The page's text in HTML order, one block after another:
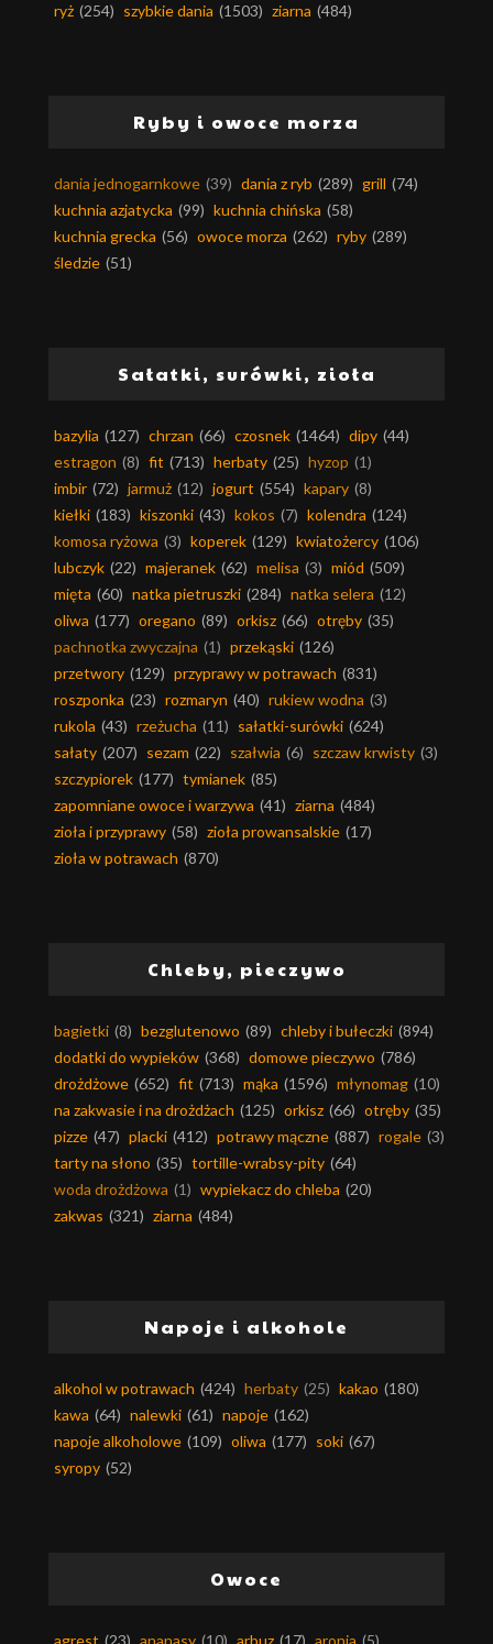
ryż (254) szybkie dania (1503) ziarna (484)
Ryby i owoce morza
dania jednogarnkowe (39) dania z ryb (289) grill (74)
kuchnia azjatycka (99) kuchnia chińska (58)
kuchnia grecka (56) owoce morza (262) ryby (289)
śledzie (51)
Sałatki, surówki, zioła
bazylia (127) chrzan (66) czosnek (1464) dipy (44)
estragon (8) fit (713) herbaty (25) hyzop (1)
imbir (72) jarmuż (12) jogurt (554) kapary (8)
kiełki (183) kiszonki (43) kokos (7) kolendra (124)
komosa ryżowa (3) koperek (129) kwiatożercy (106)
lubczyk (22) majeranek (62) melisa (3) miód (509)
mięta (60) natka pietruszki (284) natka selera (12)
oliwa (177) oregano (89) orkisz (66) otręby (35)
pachnotka zwyczajna (1) przekąski (126)
przetwory (129) przyprawy w potrawach (831)
roszponka (23) rozmaryn (40) rukiew wodna (3)
rukola (43) rzeżucha (11) sałatki-surówki (624)
sałaty (207) sezam (22) szałwia (6) szczaw krwisty (3)
szczypiorek (177) tymianek (85)
zapomniane owoce i warzywa (41) ziarna (484)
zioła i przyprawy (58) zioła prowansalskie (17)
zioła w potrawach (870)
Chleby, pieczywo
bagietki (8) bezglutenowo (89) chleby i bułeczki (894)
dodatki do wypieków (368) domowe pieczywo (786)
drożdżowe (652) fit (713) mąka (1596) młynomag (10)
na zakwasie i na drożdżach (125) orkisz (66) otręby (35)
pizze (47) placki (412) potrawy mączne (887) rogale (3)
tarty na słono (35) tortille-wrabsy-pity (64)
woda drożdżowa (1) wypiekacz do chleba (20)
zakwas (321) ziarna (484)
Napoje i alkohole
alkohol w potrawach (424) herbaty (25) kakao (180)
kawa (64) nalewki (61) napoje (162)
napoje alkoholowe (109) oliwa (177) soki (67)
syropy (52)
Owoce
agrest (23) ananasy (10) arbuz (17) aronia (5)